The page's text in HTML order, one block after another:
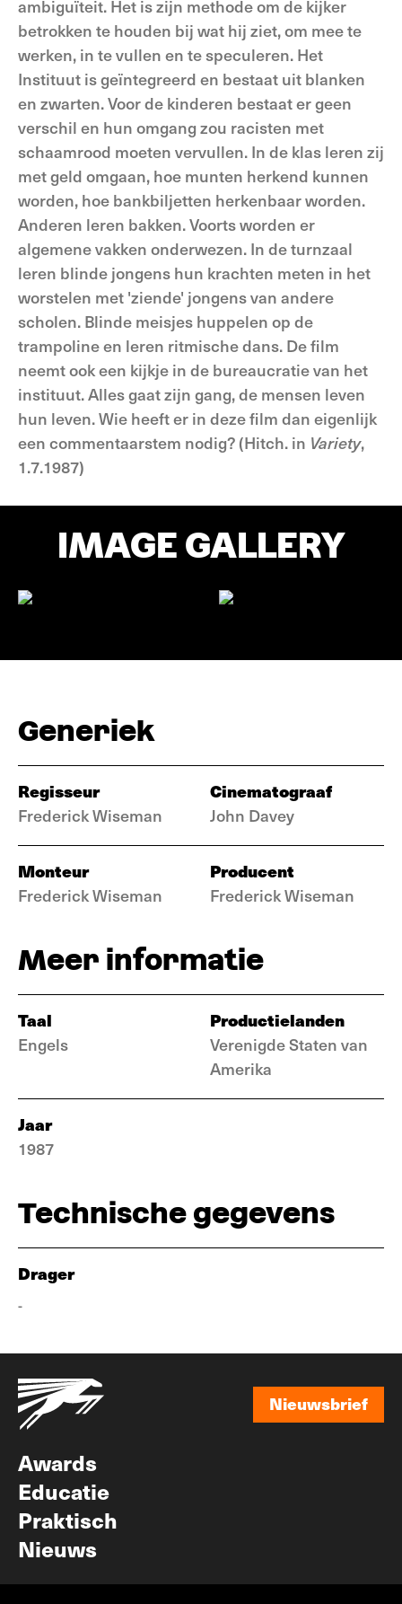
ambiguïteit. Het is zijn methode om de kijker
betrokken te houden bij wat hij ziet, om mee te
werken, in te vullen en te speculeren. Het
Instituut is geïntegreerd en bestaat uit blanken
en zwarten. Voor de kinderen bestaat er geen
verschil en hun omgang zou racisten met
schaamrood moeten vervullen. In de klas leren zij
met geld omgaan, hoe munten herkend kunnen
worden, hoe bankbiljetten herkenbaar worden.
Anderen leren bakken. Voorts worden er
algemene vakken onderwezen. In de turnzaal
leren blinde jongens hun krachten meten in het
worstelen met 'ziende' jongens van andere
scholen. Blinde meisjes huppelen op de
trampoline en leren ritmische dans. De film
neemt ook een kijkje in de bureaucratie van het
instituut. Alles gaat zijn gang, de mensen leven
hun leven. Wie heeft er in deze film dan eigenlijk
een commentaarstem nodig? (Hitch. in Variety,
1.7.1987)
IMAGE GALLERY
Generiek
Regisseur
Frederick Wiseman
Cinematograaf
John Davey
Monteur
Frederick Wiseman
Producent
Frederick Wiseman
Meer informatie
Taal
Engels
Productielanden
Verenigde Staten van
Amerika
Jaar
1987
Technische gegevens
Drager
-
Nieuwsbrief
Awards
Educatie
Praktisch
Nieuws